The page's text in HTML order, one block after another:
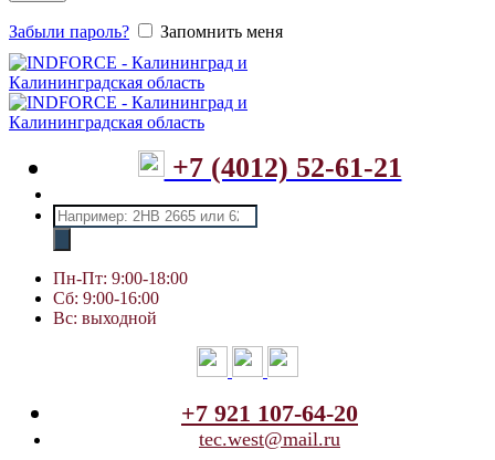
Забыли пароль? Запомнить меня
+7 (4012) 52-61-21
Поиск
товаров
Пн-Пт: 9:00-18:00
Сб: 9:00-16:00
Вс: выходной
+7 921 107-64-20
tec.west@mail.ru